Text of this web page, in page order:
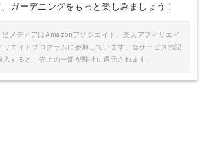
ガーデニングをもっと楽しみましょう！
メディアはAmazonアソシエイト、楽天アフィリエイ
リエイトプログラムに参加しています。当サービスの記
すると、売上の一部が弊社に還元されます。